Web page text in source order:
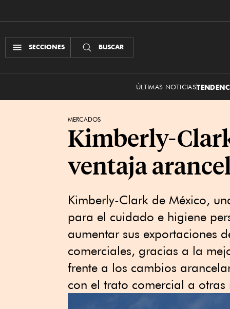
SECCIONES BUSCAR
ÚLTIMAS NOTICIAS
MERCADOS
Kimberly-
ventaja
Kimberly-Clark de México,
para el cuidado e higiene
aumentar sus exportaciones
comerciales, gracias a la
frente a los cambios
con el trato comercial a otras